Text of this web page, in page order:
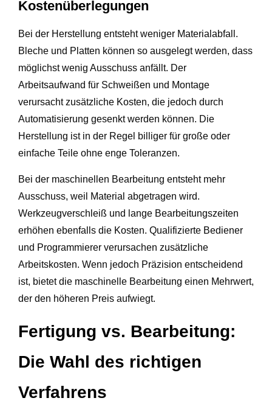
Kostenüberlegungen
Bei der Herstellung entsteht weniger Materialabfall.
Bleche und Platten können so ausgelegt werden, dass
möglichst wenig Ausschuss anfällt. Der
Arbeitsaufwand für Schweißen und Montage
verursacht zusätzliche Kosten, die jedoch durch
Automatisierung gesenkt werden können. Die
Herstellung ist in der Regel billiger für große oder
einfache Teile ohne enge Toleranzen.
Bei der maschinellen Bearbeitung entsteht mehr
Ausschuss, weil Material abgetragen wird.
Werkzeugverschleiß und lange Bearbeitungszeiten
erhöhen ebenfalls die Kosten. Qualifizierte Bediener
und Programmierer verursachen zusätzliche
Arbeitskosten. Wenn jedoch Präzision entscheidend
ist, bietet die maschinelle Bearbeitung einen Mehrwert,
der den höheren Preis aufwiegt.
Fertigung vs. Bearbeitung:
Die Wahl des richtigen
Verfahrens